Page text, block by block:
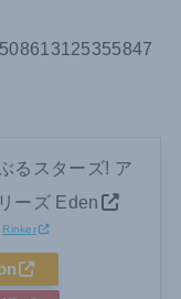
るスターズ! ア
ーズ Eden
Rinker